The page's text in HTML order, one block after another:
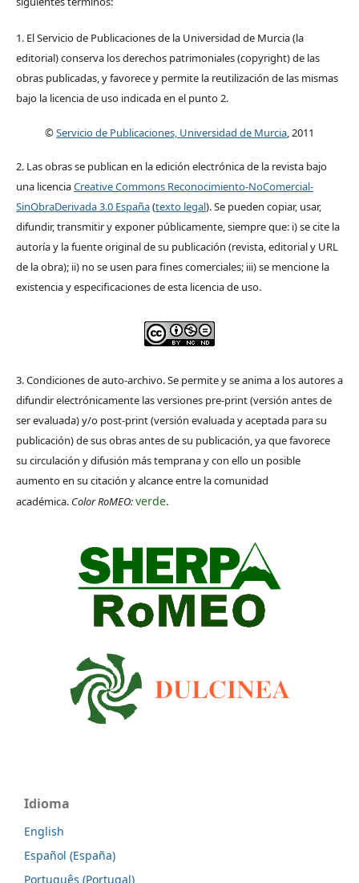
1. El Servicio de Publicaciones de la Universidad de Murcia (la
editorial) conserva los derechos patrimoniales (copyright) de las
obras publicadas, y favorece y permite la reutilización de las mismas
bajo la licencia de uso indicada en el punto 2.
©Servicio de Publicaciones, Universidad de Murcia, 2011
2. Las obras se publican en la edición electrónica de la revista bajo
una licenciaCreative Commons Reconocimiento-NoComercial-
SinObraDerivada 3.0 España(texto legal). Se pueden copiar, usar,
difundir, transmitir y exponer públicamente, siempre que: i) se cite la
autoría y la fuente original de su publicación (revista, editorial y URL
de la obra); ii) no se usen para fines comerciales; iii) se mencione la
existencia y especificaciones de esta licencia de uso.
3. Condiciones de auto-archivo. Se permite y se anima a los autores a
difundir electrónicamente las versiones pre-print (versión antes de
ser evaluada) y/o post-print (versión evaluada y aceptada para su
publicación) de sus obras antes de su publicación, ya que favorece
su circulación y difusión más temprana y con ello un posible
aumento en su citación y alcance entre la comunidad
académica. Color RoMEO:verde.
Idioma
English
Español (España)
Português (Portugal)